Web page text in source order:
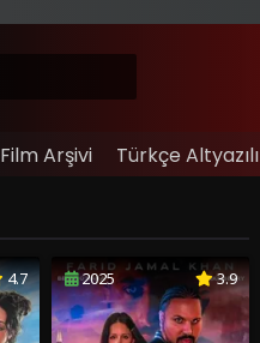
Film Arşivi Türkçe Altyazılı
4.7 2025 3.9